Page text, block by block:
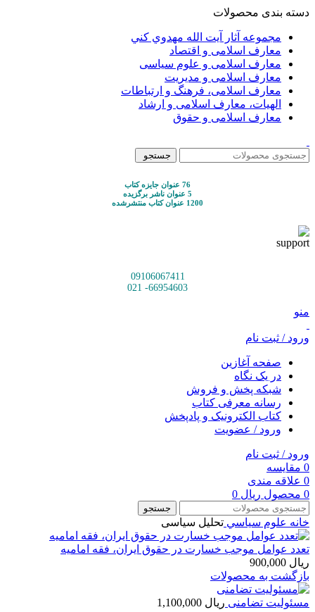
دسته بندی محصولات
مجموعه آثار آيت الله مهدوي كني
معارف اسلامی و اقتصاد
معارف اسلامی و علوم سیاسی
معارف اسلامی و مدیریت
معارف اسلامی، فرهنگ و ارتباطات
الهیات، معارف اسلامی و ارشاد
معارف اسلامی و حقوق
جستجو
76 عنوان جایزه کتاب
5 عنوان ناشر برگزیده
1200 عنوان کتاب منتشرشده
09106067411
66954603- 021
منو
ورود / ثبت نام
صفحه آغازین
در یک نگاه
شبکه پخش و فروش
رسانه معرفی کتاب
کتاب الکترونیک و پادپخش
ورود / عضویت
ورود / ثبت نام
0 مقایسه
0 علاقه مندی
0 محصول ریال
جستجو
خانه علوم سياسي تحلیل سیاسی
تعدد عوامل موجب خسارت در حقوق ایران، فقه امامیه
ریال
بازگشت به محصولات
مسئولیت تضامنی ریال